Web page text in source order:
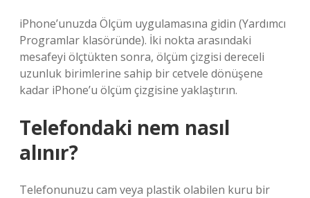
iPhone’unuzda Ölçüm uygulamasına gidin (Yardımcı
Programlar klasöründe). İki nokta arasındaki
mesafeyi ölçtükten sonra, ölçüm çizgisi dereceli
uzunluk birimlerine sahip bir cetvele dönüşene
kadar iPhone’u ölçüm çizgisine yaklaştırın.
Telefondaki nem nasıl
alınır?
Telefonunuzu cam veya plastik olabilen kuru bir